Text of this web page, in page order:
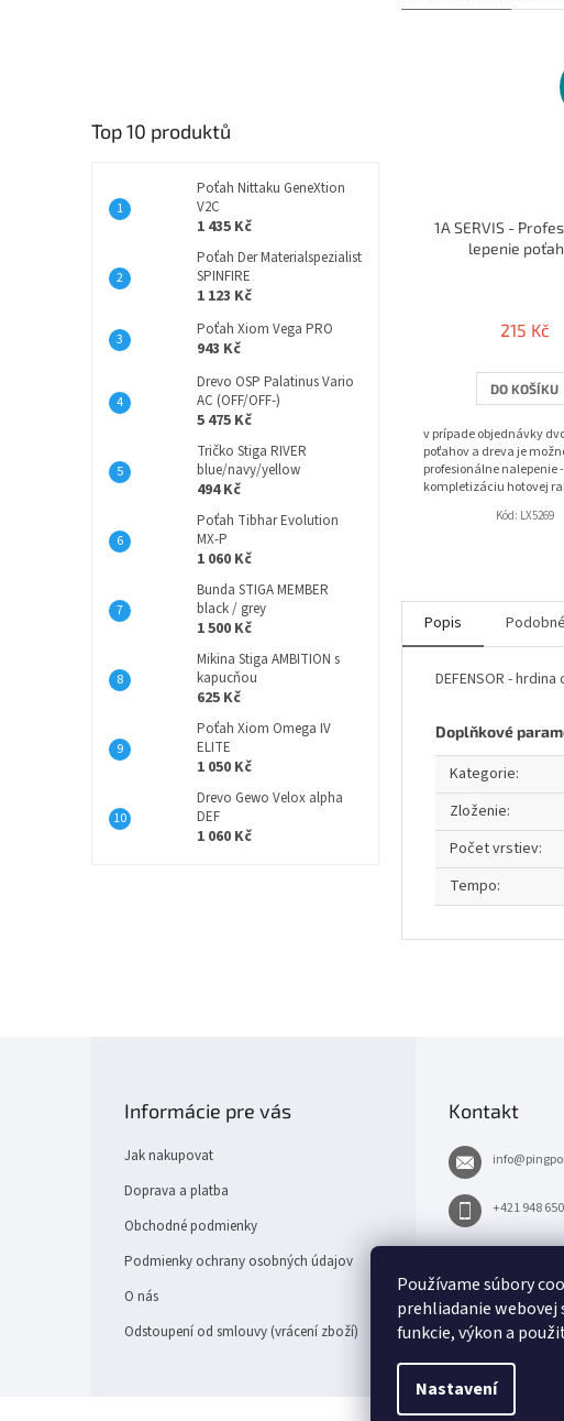
Používame súbory
prehliadanie webovej
funkcie, výkon a
Nastavení
Top 10 produktů
Poťah Nittaku GeneXtion
V2C
1 435 Kč
Poťah Der Materialspezialist
SPINFIRE
1 123 Kč
Poťah Xiom Vega PRO
943 Kč
Drevo OSP Palatinus Vario
AC (OFF/OFF-)
5 475 Kč
Tričko Stiga RIVER
blue/navy/yellow
494 Kč
Poťah Tibhar Evolution
MX-P
1 060 Kč
Bunda STIGA MEMBER
black / grey
1 500 Kč
Mikina Stiga AMBITION s
kapucňou
625 Kč
Poťah Xiom Omega IV
ELITE
1 050 Kč
Drevo Gewo Velox alpha
DEF
1 060 Kč
1A SERVIS -
lepenie
215 Kč
DO KOŠÍKU
v prípade objednávky
poťahov a dreva je
profesionálne nalepenie -
kompletizáciu hotovej
Kód: LX5269
Popis
DEFENSOR -
Doplňkové
Kategorie:
Zloženie:
Počet vrstiev:
Tempo:
Informácie pre vás
Jak nakupovat
Doprava a platba
Obchodné podmienky
Podmienky ochrany osobných údajov
O nás
Odstoupení od smlouvy (vrácení zboží)
Kontakt
info@
+421 948